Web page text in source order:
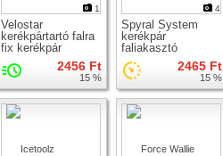
1
Velostar
kerékpártartó falra
fix kerékpár
2456 Ft
15 %
4
Spyral System
kerékpár
faliakasztó
2465 Ft
15 %